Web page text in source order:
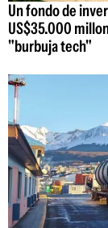
Un fondo de
US$35.000
"burbuja tech"